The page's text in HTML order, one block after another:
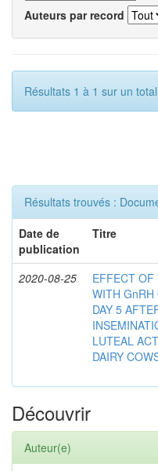
Auteurs par record
Résultats 1 à 1 sur un
Résultats trouvés :
Date de
publication
Titre
2020-08-25
EFFECT OF
WITH GnRH
DAY 5
LUTEAL
DAIRY
Découvrir
Auteur(e)